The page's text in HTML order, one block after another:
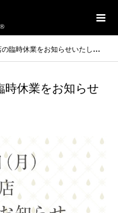
時休業をお知らせいたします
時休業をお知らせ